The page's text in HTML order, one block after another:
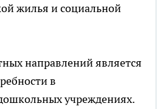
жилья и социальной
направлений является
в
учреждениях.